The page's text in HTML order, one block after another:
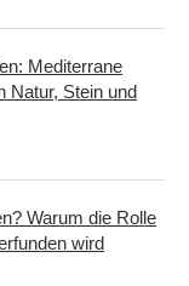
Mediterrane
Natur, Stein und
Warum die Rolle
wird